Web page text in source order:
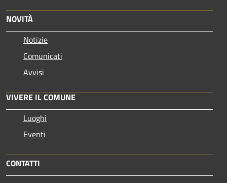
NOVITÀ
Notizie
Comunicati
Avvisi
VIVERE IL COMUNE
Luoghi
Eventi
CONTATTI